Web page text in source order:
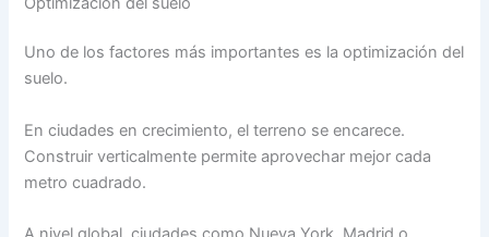
Uno de los factores más importantes es la optimización del
suelo.
En ciudades en crecimiento, el terreno se encarece.
Construir verticalmente permite aprovechar mejor cada
metro cuadrado.